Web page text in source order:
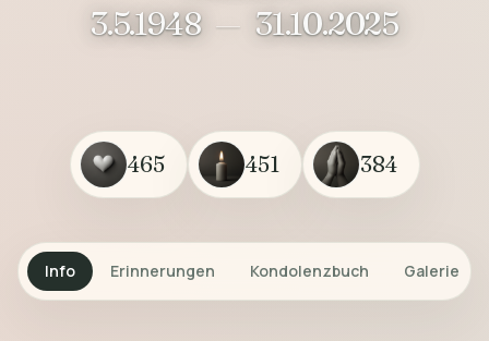
3.5.1948 — 31.10.2025
465 451 384
Info Erinnerungen Kondolenzbuch Galerie